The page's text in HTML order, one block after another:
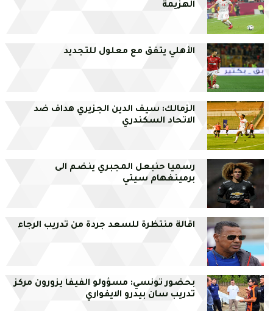
الهزيمة
الأهلي يتفق مع معلول للتجديد
الزمالك: سيف الدين الجزيري هداف ضد
الاتحاد السكندري
رسميا حنبعل المجبري ينضم الى
برمينغهام سيتي
اقالة منتظرة للسعد جردة من تدريب الرجاء
بحضور تونسي: مسؤولو الفيفا يزورون مركز
تدريب سان بيدرو الايفواري